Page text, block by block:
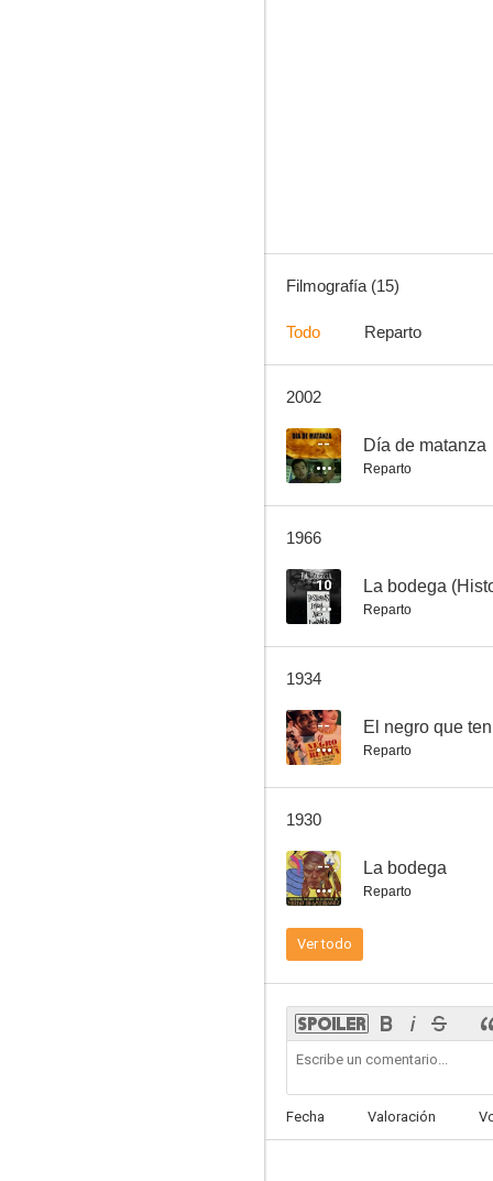
Filmografía (15)
Todo Reparto
2002
-- Día de matanza
Reparto
1966
10 La bodega
Reparto
1934
-- El negro que
Reparto
1930
-- La bodega
Reparto
Ver todo
Fecha Valoración